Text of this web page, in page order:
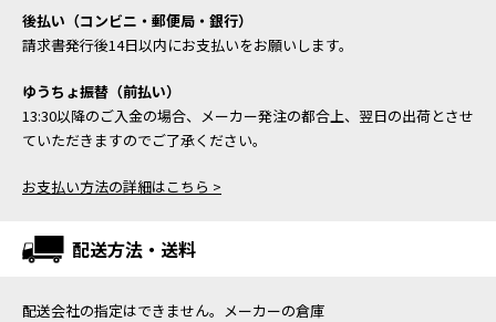
後払い（コンビニ・郵便局・銀行）
請求書発行後14日以内にお支払いをお願いします。
ゆうちょ振替（前払い）
13:30以降のご入金の場合、メーカー発注の都合上、翌日の出荷とさせ
ていただきますのでご了承ください。
お支払い方法の詳細はこちら >
配送方法・送料
配送会社の指定はできません。メーカーの倉庫